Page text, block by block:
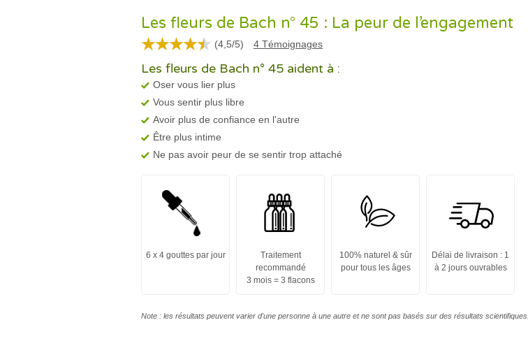
Les fleurs de Bach n° 45 : La peur de l’engagement
(4,5/5) 4 Témoignages
Les fleurs de Bach n° 45 aident à :
Oser vous lier plus
Vous sentir plus libre
Avoir plus de confiance en l'autre
Être plus intime
Ne pas avoir peur de se sentir trop attaché
6 x 4 gouttes par jour
Traitement
recommandé
3 mois = 3 flacons
100% naturel & sûr
pour tous les âges
Délai de livraison : 1
à 2 jours ouvrables
Note : les résultats peuvent varier d'une personne à une autre et ne sont pas basés sur des résultats scientifiques.